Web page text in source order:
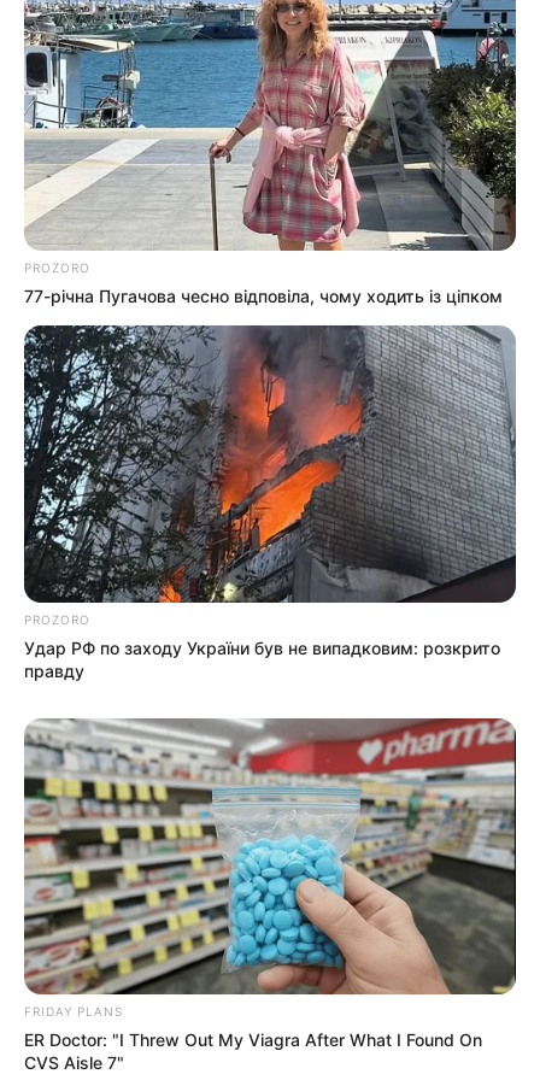
давление:
ветер:
Погода на 10 дней отsinoptik.ua
Новини
Попит на нерухомість в Ужгороді зростає –
аналітика девелопера підтверджує
загальнонаціональний інтерес
У селі на Закарпатті жінки взялися засипати
джерело, з якого люди набирали питну воду: що
сталося? (фото, відео)
До $20 тисяч за «списання»: на Закарпатті
розслідують схему з військовозобов’язаними —
підозри отримали екскерівники Мукачівського
ТЦК
У Ясінянській громаді відкрили черговий простір
Катування, кайданки та незаконне утримання
людей: працівника Ужгородського ТЦК
судитимуть, дії ще двох його колег розслідує ДБР
(відео)
Категорії
PROZORO
77-річна Пугачова чесно відповіла, чому ходить із ціпком
PROZORO
Удар РФ по заходу України був не випадковим: розкрито
правду
FRIDAY PLANS
ER Doctor: "I Threw Out My Viagra After What I Found On
CVS Aisle 7"